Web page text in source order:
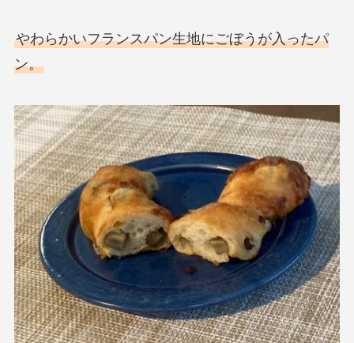
やわらかいフランスパン生地にごぼうが入ったパ
ン。